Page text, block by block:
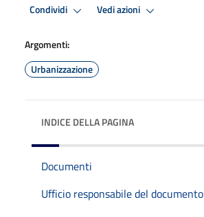
Condividi Vedi azioni
Argomenti:
Urbanizzazione
INDICE DELLA PAGINA
Documenti
Ufficio responsabile del documento